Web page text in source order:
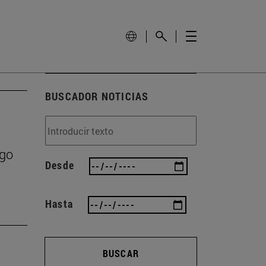
BUSCADOR NOTICIAS
Desde
Hasta
BUSCAR